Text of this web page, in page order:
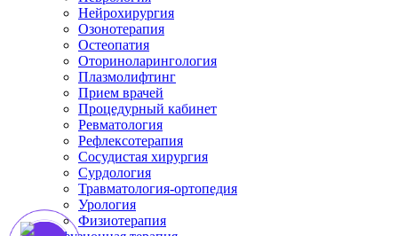
Нейрохирургия
Озонотерапия
Остеопатия
Оториноларингология
Плазмолифтинг
Прием врачей
Процедурный кабинет
Ревматология
Рефлексотерапия
Сосудистая хирургия
Сурдология
Травматология-ортопедия
Урология
Физиотерапия